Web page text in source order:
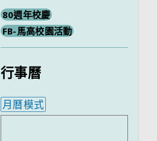
80週年校慶
FB-馬高校園活動
行事曆
月曆模式